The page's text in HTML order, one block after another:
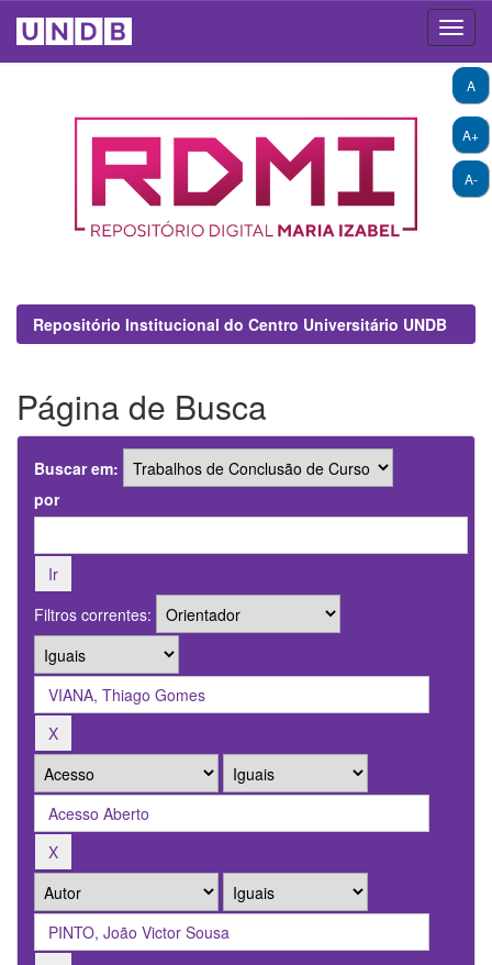
A+
A-
A
Repositório Institucional do Centro Universitário UNDB
Página de Busca
Buscar em:
por
Filtros correntes: